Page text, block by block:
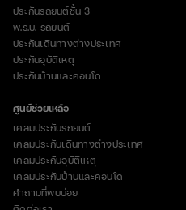
ประกันรถยนต์ชั้น 3
พ.ร.บ. รถยนต์
ประกันเดินทางต่างประเทศ
ประกันอุบัติเหตุ
ประกันบ้านและคอนโด
ศูนย์ช่วยเหลือ
เคลมประกันรถยนต์
เคลมประกันเดินทางต่างประเทศ
เคลมประกันอุบัติเหตุ
เคลมประกันบ้านและคอนโด
คำถามที่พบบ่อย